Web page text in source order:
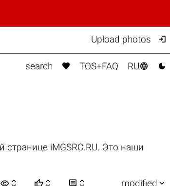
Upload photos 
search  TOS+FAQ RU 
iMGSRC.RU. Это наши
visibility      modified 